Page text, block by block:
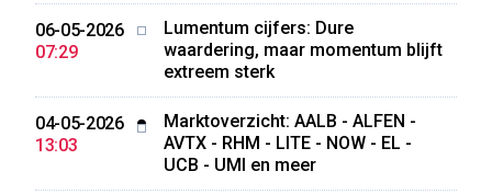
06-05-2026
07:29
Lumentum cijfers: Dure
waardering, maar momentum blijft
extreem sterk
04-05-2026
13:03
Marktoverzicht: AALB - ALFEN -
AVTX - RHM - LITE - NOW - EL -
UCB - UMI en meer